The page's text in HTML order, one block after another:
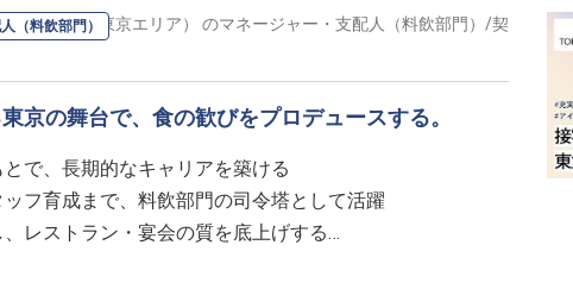
（料飲部門）
ジメント（東京エリア） のマネージャー・支配人（料飲部門） /契
京の舞台で、食の歓びをプロデュースする。
で、長期的なキャリアを築ける
フ育成まで、料飲部門の司令塔として活躍
レストラン・宴会の質を底上げする
度で収入も安定